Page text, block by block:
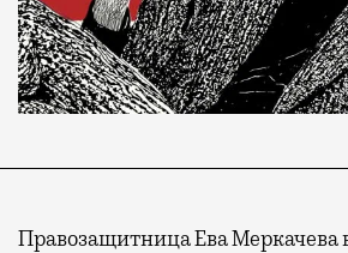
Правозащитница Ева Меркачева